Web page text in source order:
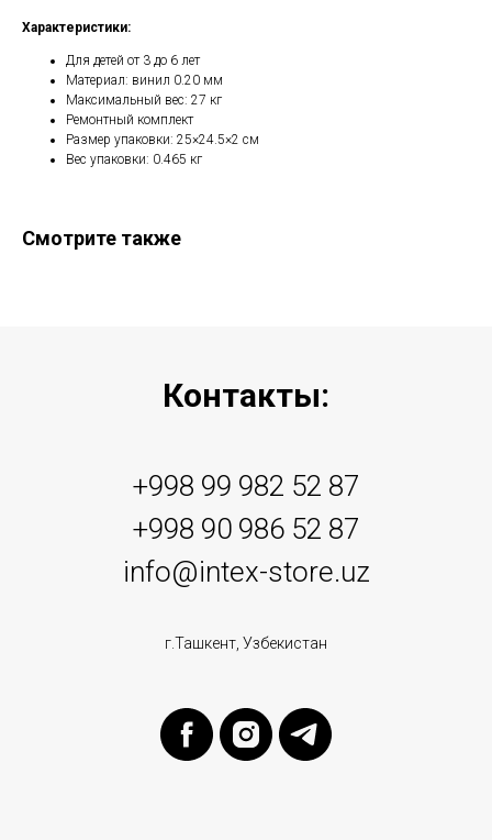
Характеристики:
Для детей от 3 до 6 лет
Материал: винил 0.20 мм
Максимальный вес: 27 кг
Ремонтный комплект
Размер упаковки: 25×24.5×2 см
Вес упаковки: 0.465 кг
Смотрите также
Контакты:
+998 99 982 52 87
+998 90 986 52 87
info@intex-store.uz
г.Ташкент, Узбекистан